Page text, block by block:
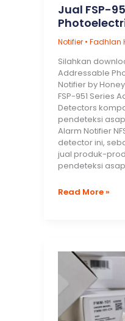
Jual FSP-
Notifier• Fadhlan
Silahkan
Addressable
Notifier by
FSP-951 Series
Detectors
pendeteksi
Alarm Notifier
detector ini,
jual produk-
pendeteksi asap
Jual
Photoelectric
Smoke
Detectors
Read More »